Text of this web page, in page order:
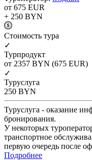
от 675 EUR
+ 250 BYN
Cтоимость тура
✓
Турпродукт
от 2357 BYN (675 EUR)
✓
Туруслуга
250 BYN
Туруслуга - оказание
бронирования.
У некоторых
транспортное
первую очередь после
Подробнее